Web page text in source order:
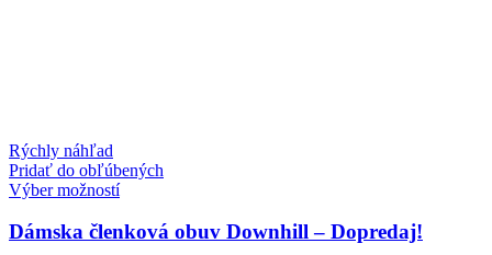
Rýchly náhľad
Pridať do obľúbených
Výber možností
Dámska členková obuv Downhill – Dopredaj!